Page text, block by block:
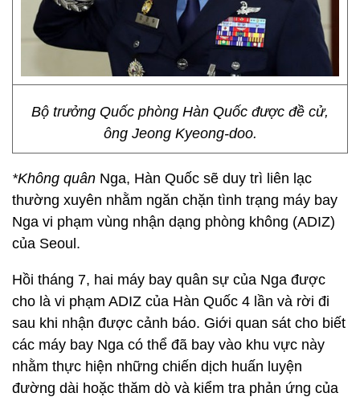
Bộ trưởng Quốc phòng Hàn Quốc được đề cử,
ông Jeong Kyeong-doo.
*Không quân Nga, Hàn Quốc sẽ duy trì liên lạc
thường xuyên nhằm ngăn chặn tình trạng máy bay
Nga vi phạm vùng nhận dạng phòng không (ADIZ)
của Seoul.
Hồi tháng 7, hai máy bay quân sự của Nga được
cho là vi phạm ADIZ của Hàn Quốc 4 lần và rời đi
sau khi nhận được cảnh báo. Giới quan sát cho biết
các máy bay Nga có thể đã bay vào khu vực này
nhằm thực hiện những chiến dịch huấn luyện
đường dài hoặc thăm dò và kiểm tra phản ứng của